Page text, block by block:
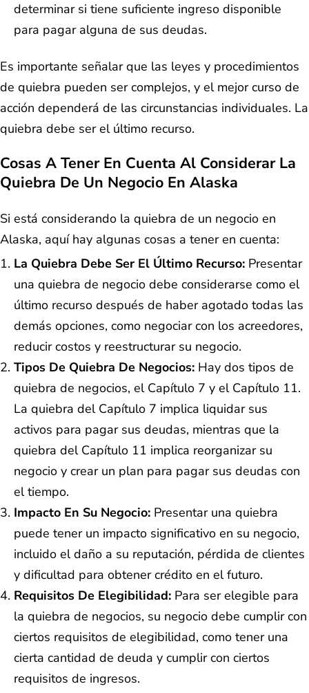
determinar si tiene suficiente ingreso disponible
para pagar alguna de sus deudas.
Es importante señalar que las leyes y procedimientos
de quiebra pueden ser complejos, y el mejor curso de
acción dependerá de las circunstancias individuales. La
quiebra debe ser el último recurso.
Cosas A Tener En Cuenta Al Considerar La
Quiebra De Un Negocio En Alaska
Si está considerando la quiebra de un negocio en
Alaska, aquí hay algunas cosas a tener en cuenta:
La Quiebra Debe Ser El Último Recurso: Presentar
una quiebra de negocio debe considerarse como el
último recurso después de haber agotado todas las
demás opciones, como negociar con los acreedores,
reducir costos y reestructurar su negocio.
Tipos De Quiebra De Negocios: Hay dos tipos de
quiebra de negocios, el Capítulo 7 y el Capítulo 11.
La quiebra del Capítulo 7 implica liquidar sus
activos para pagar sus deudas, mientras que la
quiebra del Capítulo 11 implica reorganizar su
negocio y crear un plan para pagar sus deudas con
el tiempo.
Impacto En Su Negocio: Presentar una quiebra
puede tener un impacto significativo en su negocio,
incluido el daño a su reputación, pérdida de clientes
y dificultad para obtener crédito en el futuro.
Requisitos De Elegibilidad: Para ser elegible para
la quiebra de negocios, su negocio debe cumplir con
ciertos requisitos de elegibilidad, como tener una
cierta cantidad de deuda y cumplir con ciertos
requisitos de ingresos.